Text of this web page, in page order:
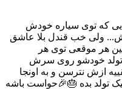
که توی سیاره خودش
ولی خب قندل بلا عاشق
هر موقعی توی هر
تولد خودشو روی سرش
ازش نترسن و به اونجا
تولد بده 🎂🎉حواست باشه